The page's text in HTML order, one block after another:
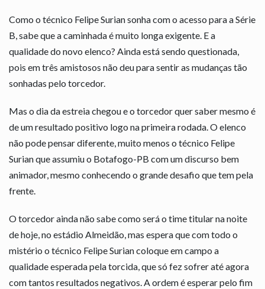
Como o técnico Felipe Surian sonha com o acesso para a Série
B, sabe que a caminhada é muito longa exigente. E a
qualidade do novo elenco? Ainda está sendo questionada,
pois em três amistosos não deu para sentir as mudanças tão
sonhadas pelo torcedor.
Mas o dia da estreia chegou e o torcedor quer saber mesmo é
de um resultado positivo logo na primeira rodada. O elenco
não pode pensar diferente, muito menos o técnico Felipe
Surian que assumiu o Botafogo-PB com um discurso bem
animador, mesmo conhecendo o grande desafio que tem pela
frente.
O torcedor ainda não sabe como será o time titular na noite
de hoje, no estádio Almeidão, mas espera que com todo o
mistério o técnico Felipe Surian coloque em campo a
qualidade esperada pela torcida, que só fez sofrer até agora
com tantos resultados negativos. A ordem é esperar pelo fim